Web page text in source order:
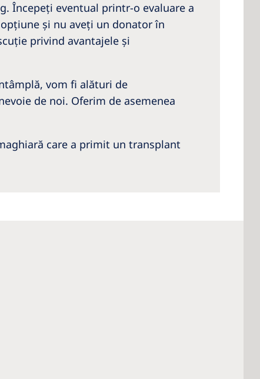
Începeţi eventual printr-o evaluare a
și nu aveți un donator în
privind avantajele şi
vom fi alături de
de noi. Oferim de asemenea
care a primit un transplant